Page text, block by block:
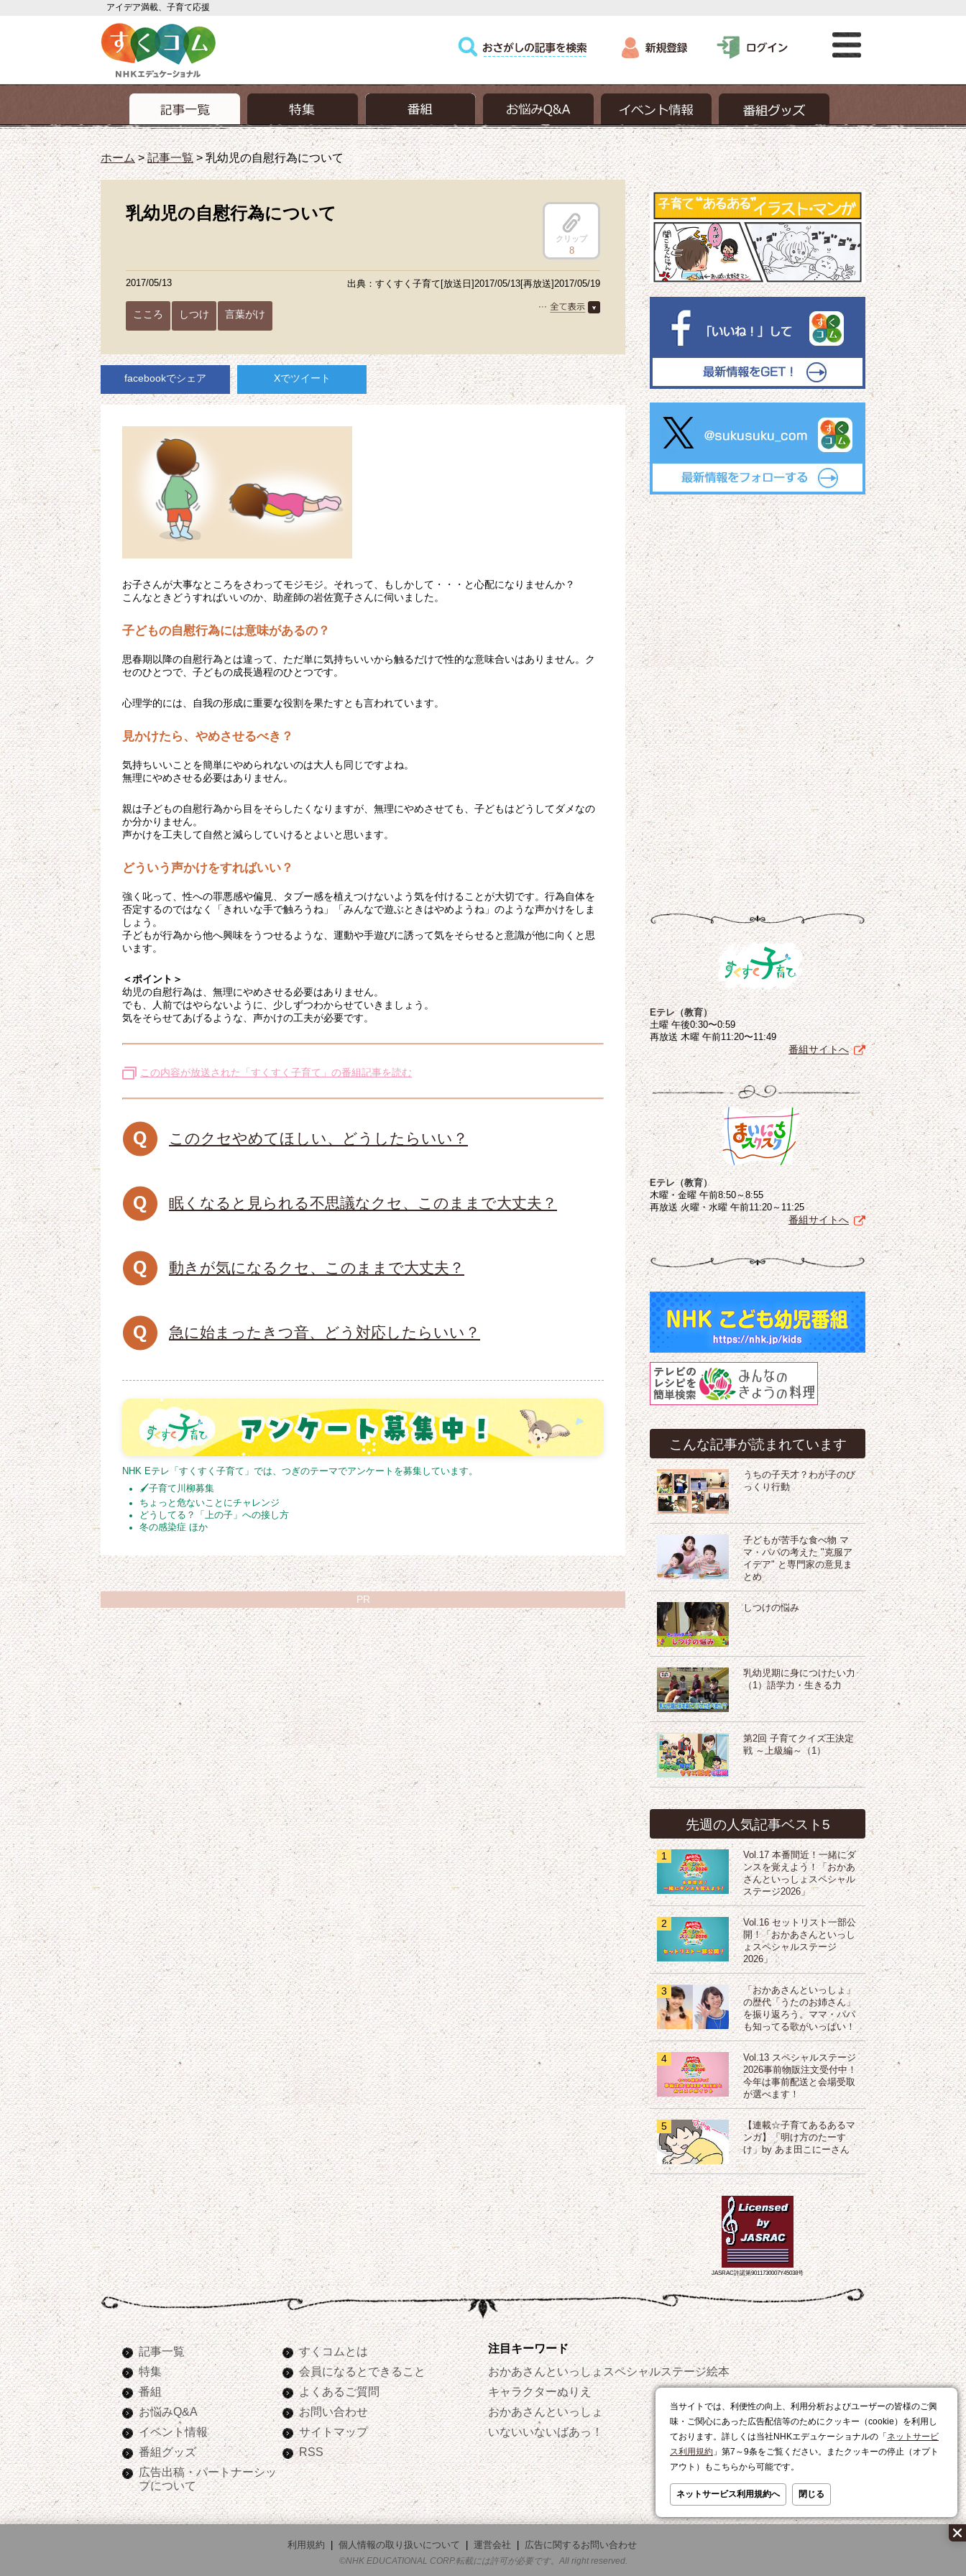
アイデア満載、子育て応援
当サイトでは、利便性の向上、利用分析およびユーザーの皆様のご興
味・ご関心にあった広告配信等のためにクッキー（cookie）を利用し
ております。詳しくは当社NHKエデュケーショナルの「 ネットサービ
ス利用規約 」第7～9条をご覧ください。またクッキーの停止（オプト
アウト）もこちらから可能です。
ネットサービス利用規約へ 閉じる
ホーム>記事一覧>乳幼児の自慰行為について
乳幼児の自慰行為について
クリップ
8
2017/05/13 出典：すくすく子育て[放送日]2017/05/13[再放送]2017/05/19
こころ しつけ 言葉がけ
facebookでシェア Xでツイート
お子さんが大事なところをさわってモジモジ。それって、もしかして・・・と心配になりませんか？
こんなときどうすればいいのか、助産師の岩佐寛子さんに伺いました。
子どもの自慰行為には意味があるの？
思春期以降の自慰行為とは違って、ただ単に気持ちいいから触るだけで性的な意味合いはありません。ク
セのひとつで、子どもの成長過程のひとつです。
心理学的には、自我の形成に重要な役割を果たすとも言われています。
見かけたら、やめさせるべき？
気持ちいいことを簡単にやめられないのは大人も同じですよね。
無理にやめさせる必要はありません。
親は子どもの自慰行為から目をそらしたくなりますが、無理にやめさせても、子どもはどうしてダメなの
か分かりません。
声かけを工夫して自然と減らしていけるとよいと思います。
どういう声かけをすればいい？
強く叱って、性への罪悪感や偏見、タブー感を植えつけないよう気を付けることが大切です。行為自体を
否定するのではなく「きれいな手で触ろうね」「みんなで遊ぶときはやめようね」のような声かけをしま
しょう。
子どもが行為から他へ興味をうつせるような、運動や手遊びに誘って気をそらせると意識が他に向くと思
います。
＜ポイント＞
幼児の自慰行為は、無理にやめさせる必要はありません。
でも、人前ではやらないように、少しずつわからせていきましょう。
気をそらせてあげるような、声かけの工夫が必要です。
この内容が放送された「すくすく子育て」の番組記事を読む
このクセやめてほしい、どうしたらいい？
眠くなると見られる不思議なクセ、このままで大丈夫？
動きが気になるクセ、このままで大丈夫？
急に始まったきつ音、どう対応したらいい？
NHK Eテレ「すくすく子育て」では、つぎのテーマでアンケートを募集しています。
🖌子育て川柳募集
ちょっと危ないことにチャレンジ
どうしてる？「上の子」への接し方
冬の感染症 ほか
Eテレ（教育）
土曜 午後0:30〜0:59
再放送 木曜 午前11:20〜11:49
番組サイトへ
Eテレ（教育）
木曜・金曜 午前8:50～8:55
再放送 火曜・水曜 午前11:20～11:25
番組サイトへ
こんな記事が読まれています
うちの子天才？わが子のび
っくり行動
子どもが苦手な食べ物 マ
マ・パパの考えた "克服ア
イデア" と専門家の意見ま
とめ
しつけの悩み
乳幼児期に身につけたい力
（1）語学力・生きる力
第2回 子育てクイズ王決定
戦 ～上級編～（1）
先週の人気記事ベスト5
1
Vol.17 本番間近！一緒にダ
ンスを覚えよう！「おかあ
さんといっしょスペシャル
ステージ2026」
2
Vol.16 セットリスト一部公
開！「おかあさんといっし
ょスペシャルステージ
2026」
3
「おかあさんといっしょ」
の歴代「うたのお姉さん」
を振り返ろう。ママ・パパ
も知ってる歌がいっぱい！
4
Vol.13 スペシャルステージ
2026事前物販注文受付中！
今年は事前配送と会場受取
が選べます！
5
【連載☆子育てあるあるマ
ンガ】「明け方のたーす
け」by あま田こにーさん
JASRAC許諾第9011730007Y45038号
PR
記事一覧
特集
番組
お悩みQ&A
イベント情報
番組グッズ
広告出稿・パートナーシッ
プについて
すくコムとは
会員になるとできること
よくあるご質問
お問い合わせ
サイトマップ
RSS
注目キーワード
おかあさんといっしょスペシャルステージ
キャラクターぬりえ
おかあさんといっしょ
いないいないばあっ！
絵本
おやつ
レシピ
利用規約 個人情報の取り扱いについて 運営会社
広告に関するお問い合わせ
©NHK EDUCATIONAL CORP.転載には許可が必要です。All right reserved.